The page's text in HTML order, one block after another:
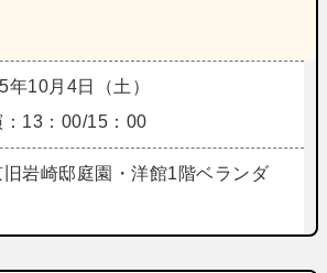
年10月4日（土）
：13：00/15：00
旧岩崎邸庭園・洋館1階ベランダ